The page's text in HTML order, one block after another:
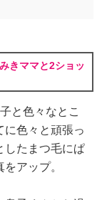
きママと2ショッ
と色々なとこ
に色々と頑張っ
したまつ毛にぱ
アップ。